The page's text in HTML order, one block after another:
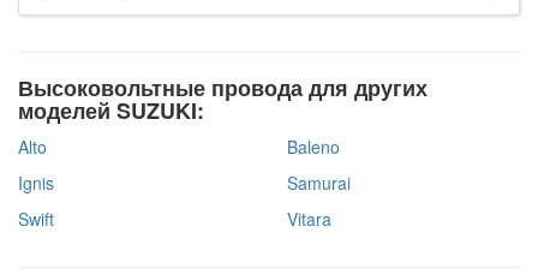
Высоковольтные провода для других
моделей SUZUKI:
Alto
Baleno
Ignis
Samurai
Swift
Vitara